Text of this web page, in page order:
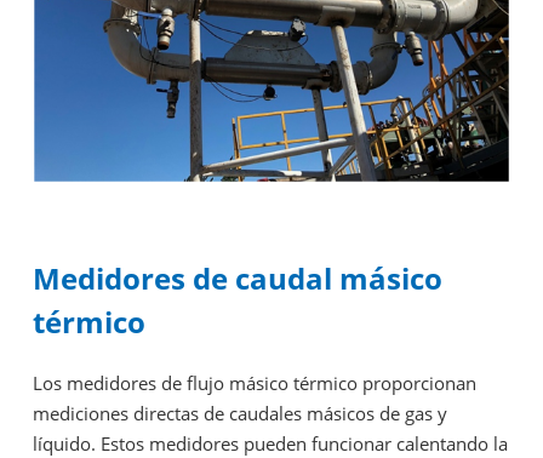
Medidores de caudal másico
térmico
Los medidores de flujo másico térmico proporcionan
mediciones directas de caudales másicos de gas y
líquido. Estos medidores pueden funcionar calentando la